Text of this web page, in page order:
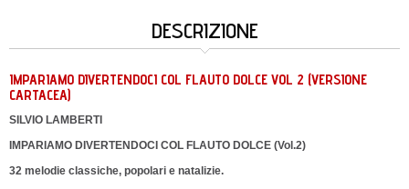
DESCRIZIONE
IMPARIAMO DIVERTENDOCI COL FLAUTO DOLCE VOL 2 (VERSIONE
CARTACEA)
SILVIO LAMBERTI
IMPARIAMO DIVERTENDOCI COL FLAUTO DOLCE (Vol.2)
32 melodie classiche, popolari e natalizie.